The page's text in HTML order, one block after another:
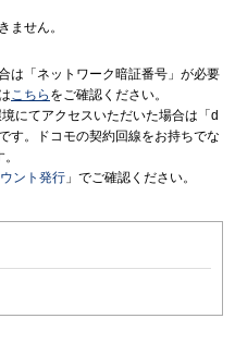
ません。
は「ネットワーク暗証番号」が必要
こちら をご確認ください。
にてアクセスいただいた場合は「d
す。ドコモの契約回線をお持ちでな
ント発行 」でご確認ください。